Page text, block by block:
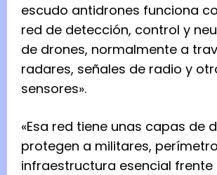
escudo antidrones funciona
red de detección, control y
de drones, normalmente a
radares, señales de radio y
sensores».
«Esa red tiene unas capas de
protegen a militares,
infraestructura esencial frente